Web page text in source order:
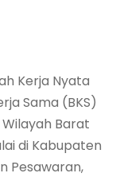
Kerja Nyata
Sama (BKS)
Barat
di Kabupaten
Pesawaran,